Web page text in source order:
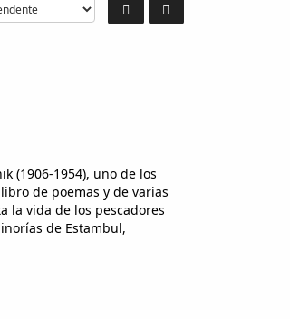
(1906-1954), uno de los
de poemas y de varias
la vida de los pescadores
de Estambul,